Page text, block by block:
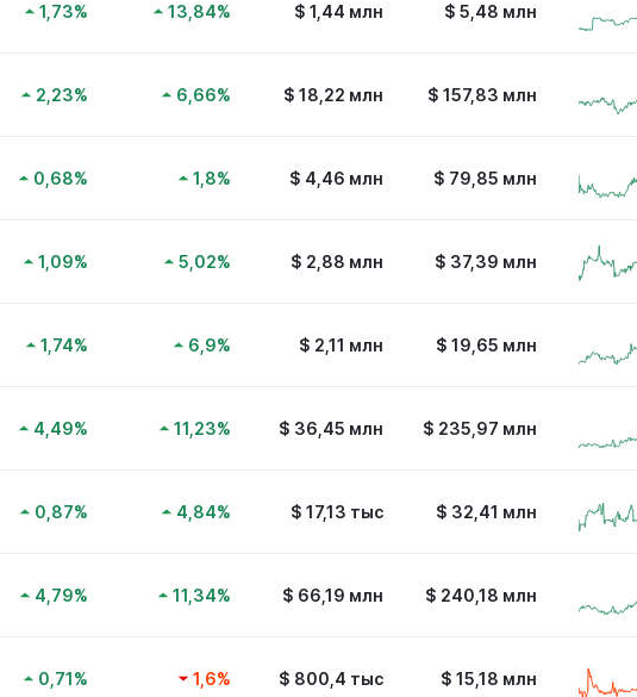
1,73% 13,84% $ 1,44 млн $ 5,48 млн
2,23% 6,66% $ 18,22 млн $ 157,83 млн
0,68% 1,8% $ 4,46 млн $ 79,85 млн
1,09% 5,02% $ 2,88 млн $ 37,39 млн
1,74% 6,9% $ 2,11 млн $ 19,65 млн
4,49% 11,23% $ 36,45 млн $ 235,97 млн
0,87% 4,84% $ 17,13 тыс $ 32,41 млн
4,79% 11,34% $ 66,19 млн $ 240,18 млн
0,71% 1,6% $ 800,4 тыс $ 15,18 млн